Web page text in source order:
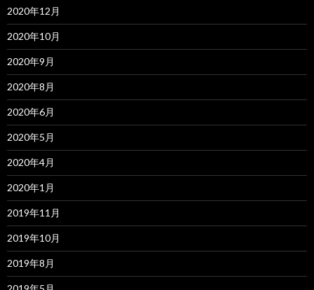
2020年12月
2020年10月
2020年9月
2020年8月
2020年6月
2020年5月
2020年4月
2020年1月
2019年11月
2019年10月
2019年8月